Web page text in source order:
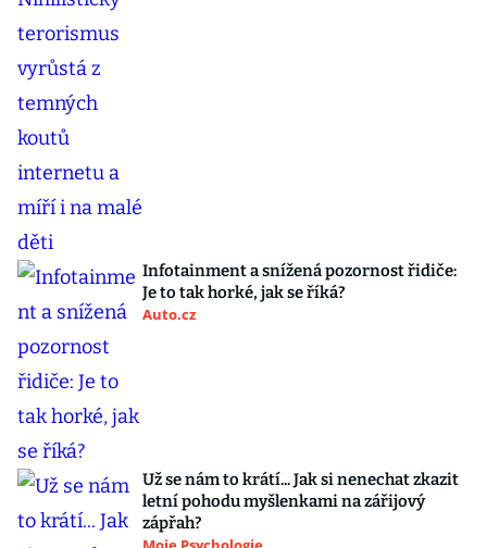
Infotainment a snížená pozornost řidiče:
Je to tak horké, jak se říká?
Auto.cz
Už se nám to krátí... Jak si nenechat zkazit
letní pohodu myšlenkami na zářijový
zápřah?